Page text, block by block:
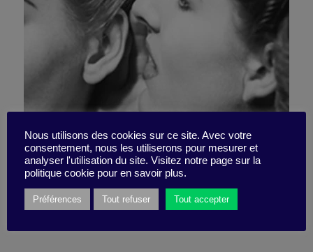
Do you believe rumors?
26 January 2021
Nous utilisons des cookies sur ce site. Avec votre
consentement, nous les utiliserons pour mesurer et
analyser l'utilisation du site. Visitez notre page sur la
politique cookie pour en savoir plus.
Préférences Tout refuser Tout accepter